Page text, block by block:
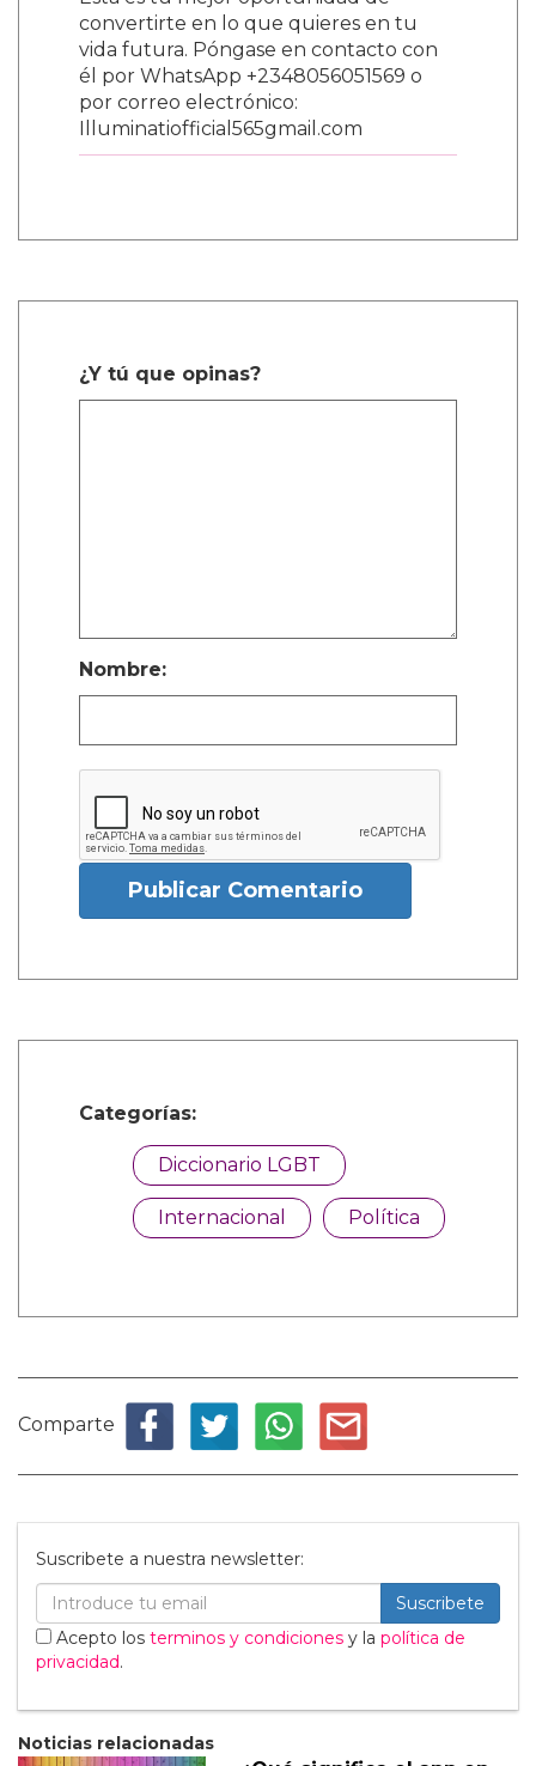
convertirte en lo que quieres en tu
vida futura. Póngase en contacto con
él por WhatsApp +2348056051569 o
por correo electrónico:
Illuminatiofficial565gmail.com
¿Y tú que opinas?
Nombre:
Publicar Comentario
Categorías:
Diccionario LGBT
Internacional Política
Comparte
Suscribete a nuestra newsletter:
Suscribete
Acepto los terminos y condiciones y la política de
privacidad.
Noticias relacionadas